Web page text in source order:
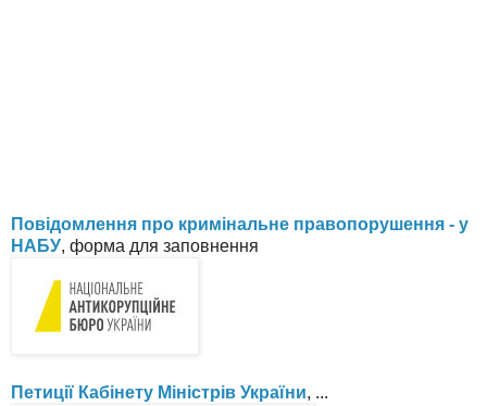
Повідомлення про кримінальне правопорушення - у
НАБУ, форма для заповнення
Петиції Кабінету Міністрів України, ...